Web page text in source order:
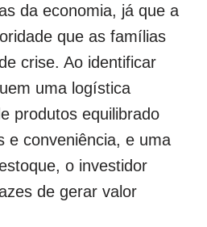
da economia, já que a
que as famílias
crise. Ao identificar
uma logística
produtos equilibrado
e conveniência, e uma
o investidor
de gerar valor